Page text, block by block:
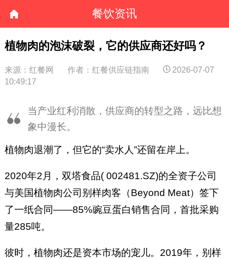
餐饮资讯
植物肉的泡沫破裂，它的供应商还好吗？
来源：红餐网 作者：红餐供应链指南
2026-07-07
10:49:17
当产业红利消散，供应商的转型之路，远比想
象中漫长。
植物肉退潮了，但它的“卖水人”还留在岸上。
2020年2月，双塔食品( 002481.SZ)的全资子公司
与美国植物肉公司别样肉客（Beyond Meat）签下
了一纸合同——85%豌豆蛋白销售合同，首批采购
量285吨。
彼时，植物肉还是资本市场的宠儿。2019年，别样